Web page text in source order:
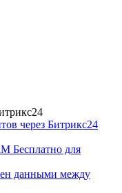
через Битрикс24
Бесплатно для
данными между